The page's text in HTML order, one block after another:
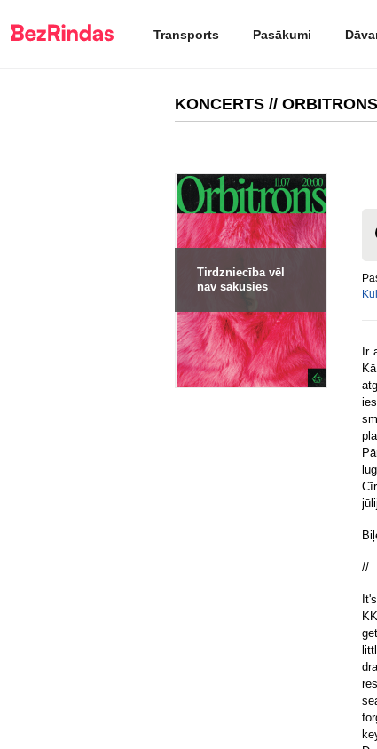
Transports Pasākumi
KONCERTS // ORBITRONS
Tirdzniecība vēl
nav sākusies
Ir
//